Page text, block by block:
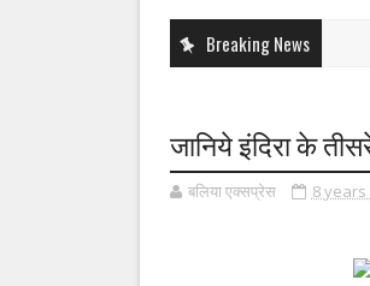
Breaking News
जानिये इंदिरा के
बलिया एक्सप्रेस 8 years